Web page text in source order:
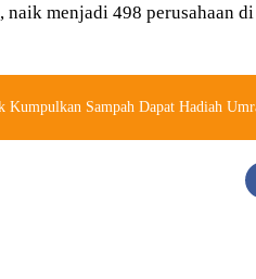
naik menjadi 498 perusahaan
Kumpulkan Sampah Dapat Hadiah